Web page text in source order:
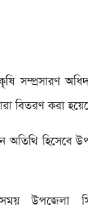
সম্প্রসারণ
বিতরণ করা
অতিথি হিসেবে
উপজেলা